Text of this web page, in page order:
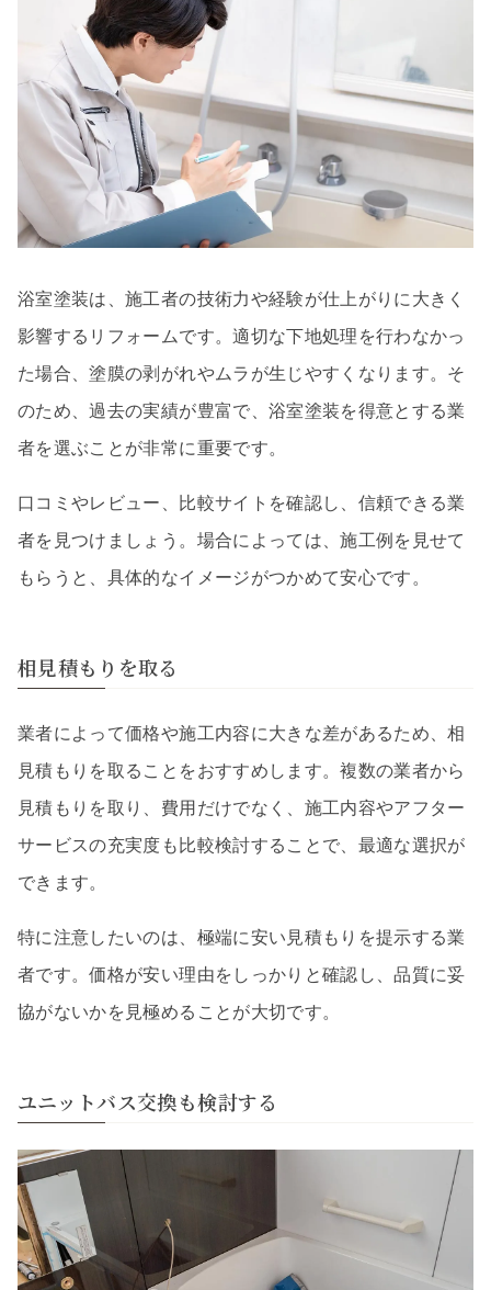
浴室塗装は、施工者の技術力や経験が仕上がりに大きく
影響するリフォームです。適切な下地処理を行わなかっ
た場合、塗膜の剥がれやムラが生じやすくなります。そ
のため、過去の実績が豊富で、浴室塗装を得意とする業
者を選ぶことが非常に重要です。
口コミやレビュー、比較サイトを確認し、信頼できる業
者を見つけましょう。場合によっては、施工例を見せて
もらうと、具体的なイメージがつかめて安心です。
相見積もりを取る
業者によって価格や施工内容に大きな差があるため、相
見積もりを取ることをおすすめします。複数の業者から
見積もりを取り、費用だけでなく、施工内容やアフター
サービスの充実度も比較検討することで、最適な選択が
できます。
特に注意したいのは、極端に安い見積もりを提示する業
者です。価格が安い理由をしっかりと確認し、品質に妥
協がないかを見極めることが大切です。
ユニットバス交換も検討する